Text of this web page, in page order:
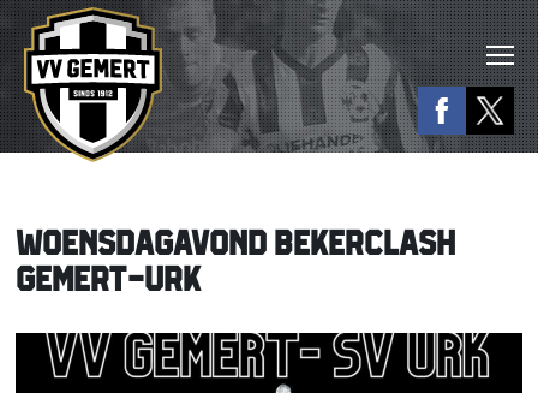
WOENSDAGAVOND BEKERCLASH
GEMERT-URK